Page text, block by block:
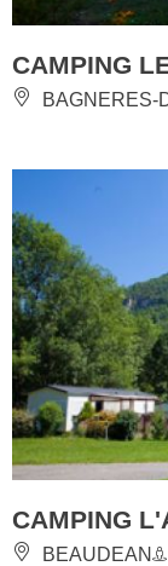
CAMPING
BAGNERES-
CAMPING
BEAUDEAN